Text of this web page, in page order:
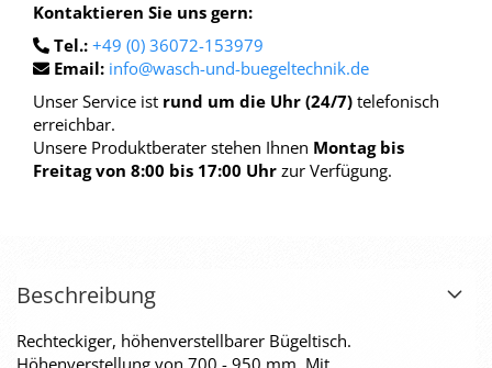
Kontaktieren Sie uns gern:
Tel.: +49 (0) 36072-153979
Email: info@wasch-und-buegeltechnik.de
Unser Service ist rund um die Uhr (24/7) telefonisch
erreichbar.
Unsere Produktberater stehen Ihnen Montag bis
Freitag von 8:00 bis 17:00 Uhr zur Verfügung.
Beschreibung
Rechteckiger, höhenverstellbarer Bügeltisch.
Höhenverstellung von 700 - 950 mm. Mit